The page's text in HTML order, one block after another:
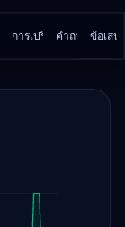
การเปรียบเทียบ
คำถาม ข้อเสน